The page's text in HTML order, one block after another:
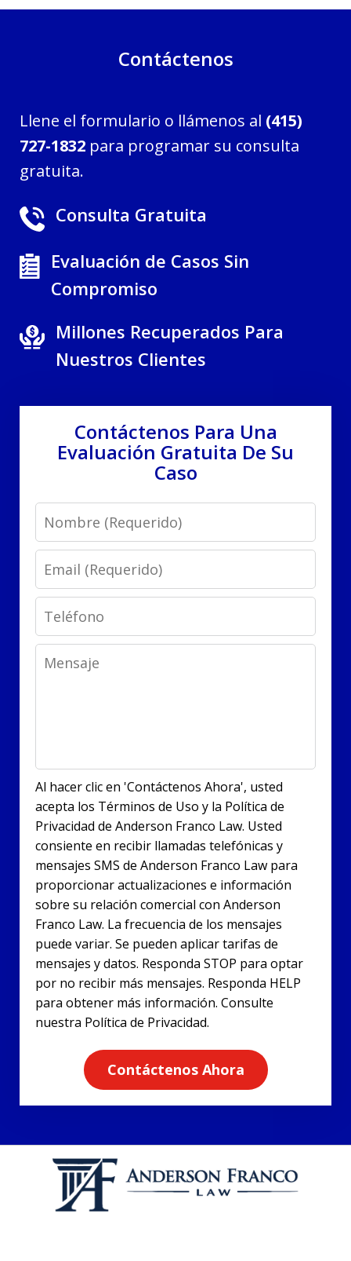
Contáctenos
Llene el formulario o llámenos al (415)
727-1832 para programar su consulta
gratuita.
Consulta Gratuita
Evaluación de Casos Sin
Compromiso
Millones Recuperados Para
Nuestros Clientes
Contáctenos Para Una
Evaluación Gratuita De Su
Caso
Name
Email
Phone
Message
Al hacer clic en 'Contáctenos Ahora', usted
acepta los Términos de Uso y la Política de
Privacidad de Anderson Franco Law. Usted
consiente en recibir llamadas telefónicas y
mensajes SMS de Anderson Franco Law para
proporcionar actualizaciones e información
sobre su relación comercial con Anderson
Franco Law. La frecuencia de los mensajes
puede variar. Se pueden aplicar tarifas de
mensajes y datos. Responda STOP para optar
por no recibir más mensajes. Responda HELP
para obtener más información. Consulte
nuestra Política de Privacidad.
Contáctenos Ahora